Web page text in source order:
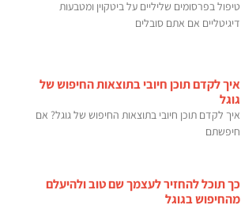
טיפול בפרסומים שליליים על ביטקוין ומטבעות
דיגיטליים אם אתם סובלים
איך לקדם תוכן חיובי בתוצאות החיפוש של
גוגל
איך לקדם תוכן חיובי בתוצאות החיפוש של גוגל? אם
חיפשתם
כך תוכל להחזיר לעצמך שם טוב ולהיעלם
מהחיפוש בגוגל